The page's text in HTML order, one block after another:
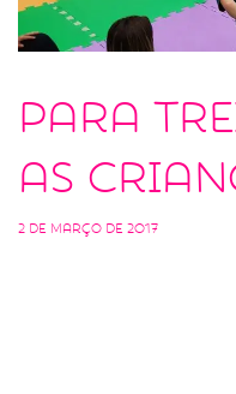
Para
as
2 de março de 2017